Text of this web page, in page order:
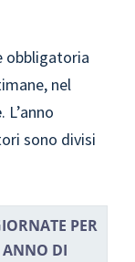
obbligatoria
nel
. L’anno
sono divisi
PER
ANNO DI